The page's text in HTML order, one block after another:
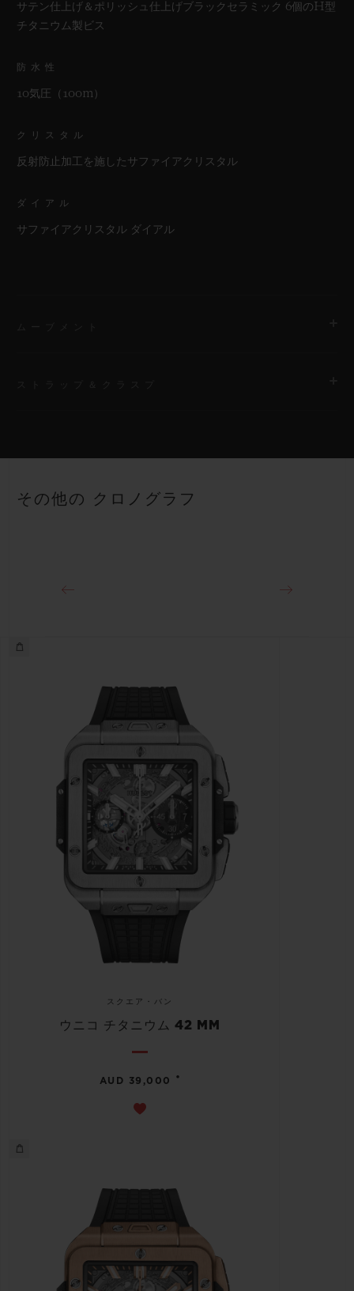
サテン仕上げ＆ポリッシュ仕上げブラックセラミック 6個のH型
チタニウム製ビス
防水性
10気圧（100m）
クリスタル
反射防止加工を施したサファイアクリスタル
ダイアル
サファイアクリスタル ダイアル
ストラップ
その他の クロノグラフ
スクエア・バン
ウニコ チタニウム 42 MM
AUD 39,000 •